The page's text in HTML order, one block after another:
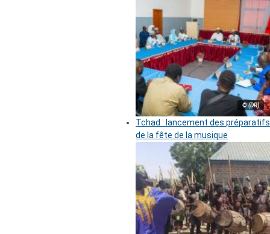
© (DR)
Tchad : lancement des préparatifs
de la fête de la musique